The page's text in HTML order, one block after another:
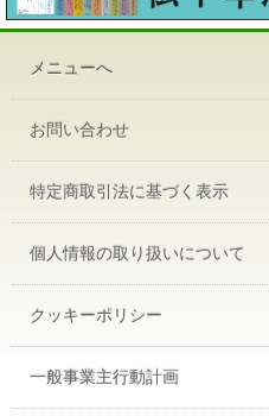
メニューへ
お問い合わせ
特定商取引法に基づく表示
個人情報の取り扱いについて
クッキーポリシー
一般事業主行動計画